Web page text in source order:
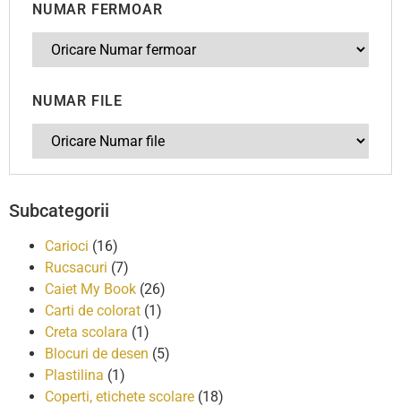
NUMAR FERMOAR
NUMAR FILE
Subcategorii
Carioci (16)
Rucsacuri (7)
Caiet My Book (26)
Carti de colorat (1)
Creta scolara (1)
Blocuri de desen (5)
Plastilina (1)
Coperti, etichete scolare (18)